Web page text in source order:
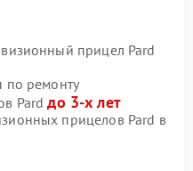
прицел Pard
по ремонту
Pardдо 3-х лет
прицелов Pard в